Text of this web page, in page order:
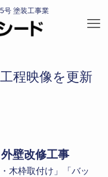
程映像を更新
壁改修工事
木枠取付け」「バッ